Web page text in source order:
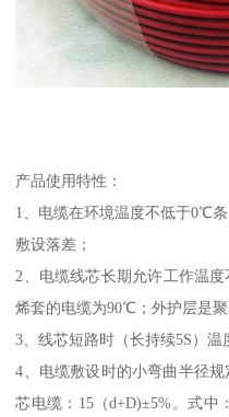
产品使用特性：
1、电缆在环境温度不低于0℃
敷设落差；
2、电缆线芯长期允许工作温
烯套的电缆为90℃；外护层是
3、线芯短路时（长持续5S）温
4、电缆敷设时的小弯曲半径
芯电缆：15（d+D)±5%。式中